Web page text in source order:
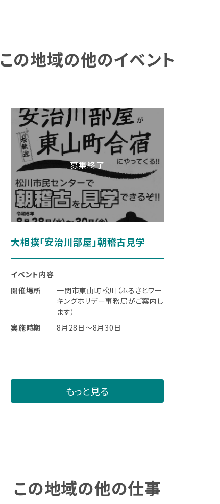
この地域の他のイベント
大相撲「安治川部屋」朝稽古見学
イベント内容
開催場所
一関市東山町松川（ふるさとワー
キングホリデー事務局がご案内し
ます）
実施時期
8月28日〜8月30日
もっと見る
この地域の他の仕事